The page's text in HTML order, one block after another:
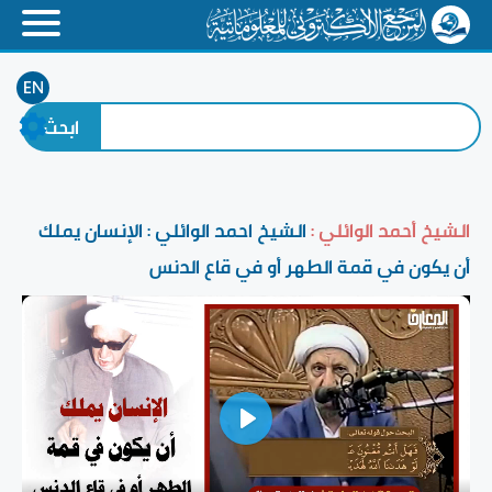
EN
الشيخ أحمد الوائلي :الشيخ احمد الوائلي : الإنسان يملك
أن يكون في قمة الطهر أو في قاع الدنس
Play